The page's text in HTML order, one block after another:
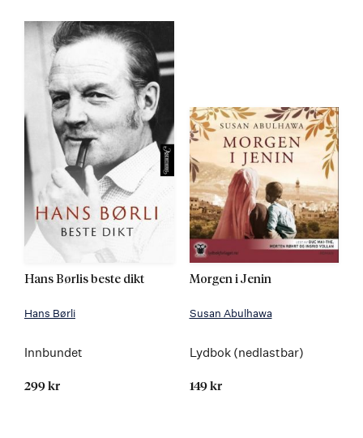
Hans Børlis beste dikt
Hans Børli
Innbundet
299 kr
Morgen i Jenin
Susan Abulhawa
Lydbok (nedlastbar)
149 kr